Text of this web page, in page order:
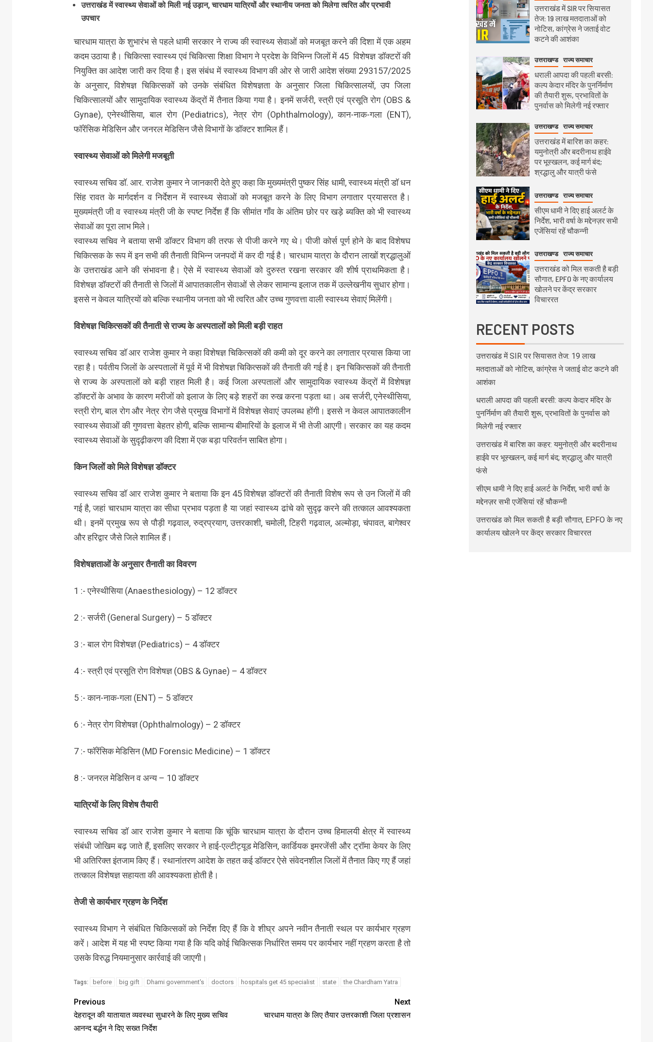
उत्तराखंड में स्वास्थ्य सेवाओं को मिली नई उड़ान, चारधाम यात्रियों और स्थानीय जनता को मिलेगा त्वरित और प्रभावी
उपचार
चारधाम यात्रा के शुभारंभ से पहले धामी सरकार ने राज्य की स्वास्थ्य सेवाओं को मजबूत करने की दिशा में एक अहम
कदम उठाया है। चिकित्सा स्वास्थ्य एवं चिकित्सा शिक्षा विभाग ने प्रदेश के विभिन्न जिलों में 45 विशेषज्ञ डॉक्टरों की
नियुक्ति का आदेश जारी कर दिया है। इस संबंध में स्वास्थ्य विभाग की ओर से जारी आदेश संख्या 293157/2025
के अनुसार, विशेषज्ञ चिकित्सकों को उनके संबंधित विशेषज्ञता के अनुसार जिला चिकित्सालयों, उप जिला
चिकित्सालयों और सामुदायिक स्वास्थ्य केंद्रों में तैनात किया गया है। इनमें सर्जरी, स्त्री एवं प्रसूति रोग (OBS &
Gynae), एनेस्थीसिया, बाल रोग (Pediatrics), नेत्र रोग (Ophthalmology), कान-नाक-गला (ENT),
फॉरेंसिक मेडिसिन और जनरल मेडिसिन जैसे विभागों के डॉक्टर शामिल हैं।
स्वास्थ्य सेवाओं को मिलेगी मजबूती
स्वास्थ्य सचिव डॉ. आर. राजेश कुमार ने जानकारी देते हुए कहा कि मुख्यमंत्री पुष्कर सिंह धामी, स्वास्थ्य मंत्री डॉ धन
सिंह रावत के मार्गदर्शन व निर्देशन में स्वास्थ्य सेवाओं को मजबूत करने के लिए विभाग लगातार प्रयासरत है।
मुख्यमंत्री जी व स्वास्थ्य मंत्री जी के स्पष्ट निर्देश हैं कि सीमांत गाँव के अंतिम छोर पर खड़े ब्यक्ति को भी स्वास्थ्य
सेवाओं का पूरा लाभ मिले।
स्वास्थ्य सचिव ने बताया सभी डॉक्टर विभाग की तरफ से पीजी करने गए थे। पीजी कोर्स पूर्ण होने के बाद विशेषघ
चिकित्सक के रूप में इन सभी की तैनाती विभिन्न जनपदों में कर दी गई है। चारधाम यात्रा के दौरान लाखों श्रद्धालुओं
के उत्तराखंड आने की संभावना है। ऐसे में स्वास्थ्य सेवाओं को दुरुस्त रखना सरकार की शीर्ष प्राथमिकता है।
विशेषज्ञ डॉक्टरों की तैनाती से जिलों में आपातकालीन सेवाओं से लेकर सामान्य इलाज तक में उल्लेखनीय सुधार होगा।
इससे न केवल यात्रियों को बल्कि स्थानीय जनता को भी त्वरित और उच्च गुणवत्ता वाली स्वास्थ्य सेवाएं मिलेंगी।
विशेषज्ञ चिकित्सकों की तैनाती से राज्य के अस्पतालों को मिली बड़ी राहत
स्वास्थ्य सचिव डॉ आर राजेश कुमार ने कहा विशेषज्ञ चिकित्सकों की कमी को दूर करने का लगातार प्रयास किया जा
रहा है। पर्वतीय जिलों के अस्पतालों में पूर्व में भी विशेषज्ञ चिकित्सकों की तैनाती की गई है। इन चिकित्सकों की तैनाती
से राज्य के अस्पतालों को बड़ी राहत मिली है। कई जिला अस्पतालों और सामुदायिक स्वास्थ्य केंद्रों में विशेषज्ञ
डॉक्टरों के अभाव के कारण मरीजों को इलाज के लिए बड़े शहरों का रुख करना पड़ता था। अब सर्जरी, एनेस्थीसिया,
स्त्री रोग, बाल रोग और नेत्र रोग जैसे प्रमुख विभागों में विशेषज्ञ सेवाएं उपलब्ध होंगी। इससे न केवल आपातकालीन
स्वास्थ्य सेवाओं की गुणवत्ता बेहतर होगी, बल्कि सामान्य बीमारियों के इलाज में भी तेजी आएगी। सरकार का यह कदम
स्वास्थ्य सेवाओं के सुदृढ़ीकरण की दिशा में एक बड़ा परिवर्तन साबित होगा।
किन जिलों को मिले विशेषज्ञ डॉक्टर
स्वास्थ्य सचिव डॉ आर राजेश कुमार ने बताया कि इन 45 विशेषज्ञ डॉक्टरों की तैनाती विशेष रूप से उन जिलों में की
गई है, जहां चारधाम यात्रा का सीधा प्रभाव पड़ता है या जहां स्वास्थ्य ढांचे को सुदृढ़ करने की तत्काल आवश्यकता
थी। इनमें प्रमुख रूप से पौड़ी गढ़वाल, रुद्रप्रयाग, उत्तरकाशी, चमोली, टिहरी गढ़वाल, अल्मोड़ा, चंपावत, बागेश्वर
और हरिद्वार जैसे जिले शामिल हैं।
विशेषज्ञताओं के अनुसार तैनाती का विवरण
1 :- एनेस्थीसिया (Anaesthesiology) – 12 डॉक्टर
2 :- सर्जरी (General Surgery) – 5 डॉक्टर
3 :- बाल रोग विशेषज्ञ (Pediatrics) – 4 डॉक्टर
4 :- स्त्री एवं प्रसूति रोग विशेषज्ञ (OBS & Gynae) – 4 डॉक्टर
5 :- कान-नाक-गला (ENT) – 5 डॉक्टर
6 :- नेत्र रोग विशेषज्ञ (Ophthalmology) – 2 डॉक्टर
7 :- फॉरेंसिक मेडिसिन (MD Forensic Medicine) – 1 डॉक्टर
8 :- जनरल मेडिसिन व अन्य – 10 डॉक्टर
यात्रियों के लिए विशेष तैयारी
स्वास्थ्य सचिव डॉ आर राजेश कुमार ने बताया कि चूंकि चारधाम यात्रा के दौरान उच्च हिमालयी क्षेत्र में स्वास्थ्य
संबंधी जोखिम बढ़ जाते हैं, इसलिए सरकार ने हाई-एल्टीट्यूड मेडिसिन, कार्डियक इमरजेंसी और ट्रॉमा केयर के लिए
भी अतिरिक्त इंतजाम किए हैं। स्थानांतरण आदेश के तहत कई डॉक्टर ऐसे संवेदनशील जिलों में तैनात किए गए हैं जहां
तत्काल विशेषज्ञ सहायता की आवश्यकता होती है।
तेजी से कार्यभार ग्रहण के निर्देश
स्वास्थ्य विभाग ने संबंधित चिकित्सकों को निर्देश दिए हैं कि वे शीघ्र अपने नवीन तैनाती स्थल पर कार्यभार ग्रहण
करें। आदेश में यह भी स्पष्ट किया गया है कि यदि कोई चिकित्सक निर्धारित समय पर कार्यभार नहीं ग्रहण करता है तो
उसके विरुद्ध नियमानुसार कार्रवाई की जाएगी।
Tags: before big gift Dhami government's doctors hospitals get 45 specialist state the Chardham Yatra
Previous
देहरादून की यातायात व्यवस्था सुधारने के लिए मुख्य सचिव
आनन्द बर्द्धन ने दिए सख्त निर्देश
Next
चारधाम यात्रा के लिए तैयार उत्तरकाशी जिला प्रशासन
उत्तराखंड में SIR पर सियासत
तेज: 19 लाख मतदाताओं को
नोटिस, कांग्रेस ने जताई वोट
कटने की आशंका
उत्तराखण्ड राज्य समाचार
धराली आपदा की पहली बरसी:
कल्प केदार मंदिर के पुनर्निर्माण
की तैयारी शुरू, प्रभावितों के
पुनर्वास को मिलेगी नई रफ्तार
उत्तराखण्ड राज्य समाचार
उत्तराखंड में बारिश का कहर:
यमुनोत्री और बदरीनाथ हाईवे
पर भूस्खलन, कई मार्ग बंद;
श्रद्धालु और यात्री फंसे
उत्तराखण्ड राज्य समाचार
सीएम धामी ने दिए हाई अलर्ट के
निर्देश, भारी वर्षा के मद्देनज़र सभी
एजेंसियां रहें चौकन्नी
उत्तराखण्ड राज्य समाचार
उत्तराखंड को मिल सकती है बड़ी
सौगात, EPFO के नए कार्यालय
खोलने पर केंद्र सरकार
विचाररत
RECENT POSTS
उत्तराखंड में SIR पर सियासत तेज: 19 लाख
मतदाताओं को नोटिस, कांग्रेस ने जताई वोट कटने की
आशंका
धराली आपदा की पहली बरसी: कल्प केदार मंदिर के
पुनर्निर्माण की तैयारी शुरू, प्रभावितों के पुनर्वास को
मिलेगी नई रफ्तार
उत्तराखंड में बारिश का कहर: यमुनोत्री और बदरीनाथ
हाईवे पर भूस्खलन, कई मार्ग बंद; श्रद्धालु और यात्री
फंसे
सीएम धामी ने दिए हाई अलर्ट के निर्देश, भारी वर्षा के
मद्देनज़र सभी एजेंसियां रहें चौकन्नी
उत्तराखंड को मिल सकती है बड़ी सौगात, EPFO के नए
कार्यालय खोलने पर केंद्र सरकार विचाररत